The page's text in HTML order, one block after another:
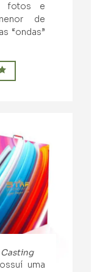
fotos e
de
“ondas”
Casting
uma